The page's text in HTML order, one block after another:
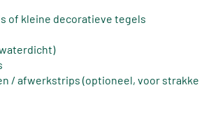
of kleine decoratieve tegels
/ afwerkstrips (optioneel, voor strakke